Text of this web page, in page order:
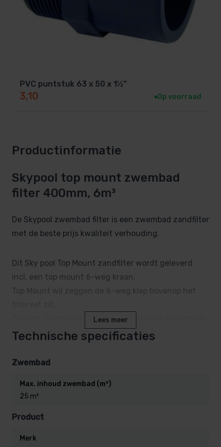
PVC puntstuk 63 x 50 x 1½”
3,10 Op voorraad
Productinformatie
Skypool top mount zwembad
filter 400mm, 6m³
De Skypool zwembad filter is een zwembad zandfilter
met de beste prijs kwaliteit verhouding.
Dit Sky pool Top Mount zandfilter wordt geleverd
incl. een top mount 6-weg kraan.
Top Mount wil zeggen de 6-weg klep bovenop het
Zo is dit Skypool zwembad zandfilter goed inzetbaar
op plekken waar de ruimte beperkt is.
Het filtervat is uit één stuk blowmolded gemaakt, en
Dit maakt het een kwalitatief top zand filter.
als buitenshuis.
Lees meer
Technische specificaties
Zwembad
Max. inhoud zwembad (m³)
25 m³
Product
Merk